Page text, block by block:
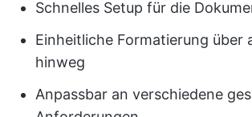
Schnelles Setup für die
Einheitliche Formatierung über
hinweg
Anpassbar an verschiedene